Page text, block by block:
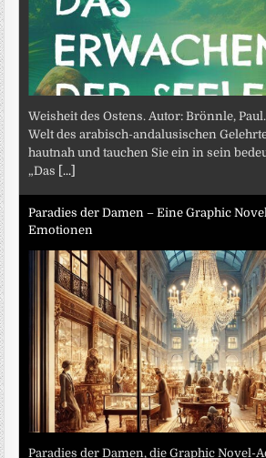
Weisheit des Ostens. Autor: Brönnle,
Welt des arabisch-andalusischen
hautnah und tauchen Sie ein in sein
„Das
[...]
Paradies der Damen – Eine Graphic
Emotionen
Paradies der Damen, die Graphic Novel-